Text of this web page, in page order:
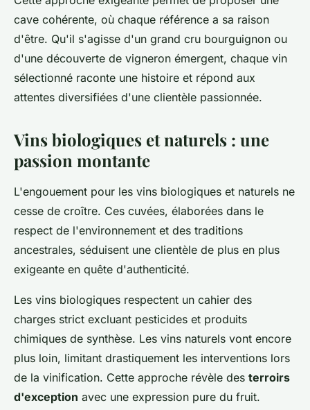
cave cohérente, où chaque référence a sa raison
d'être. Qu'il s'agisse d'un grand cru bourguignon ou
d'une découverte de vigneron émergent, chaque vin
sélectionné raconte une histoire et répond aux
attentes diversifiées d'une clientèle passionnée.
Vins biologiques et naturels : une
passion montante
L'engouement pour les vins biologiques et naturels ne
cesse de croître. Ces cuvées, élaborées dans le
respect de l'environnement et des traditions
ancestrales, séduisent une clientèle de plus en plus
exigeante en quête d'authenticité.
Les vins biologiques respectent un cahier des
charges strict excluant pesticides et produits
chimiques de synthèse. Les vins naturels vont encore
plus loin, limitant drastiquement les interventions lors
de la vinification. Cette approche révèle des terroirs
d'exception avec une expression pure du fruit.